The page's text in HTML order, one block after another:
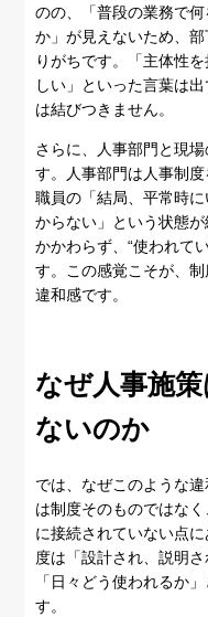
のの、「普段の業務で
か」が見えないため、
りがちです。「主体性
しい」といった言葉は
は結びつきません。
さらに、人事部門と現
す。人事部門は人事制
職員の「結局、平常時
からない」という状態
かかわらず、“使われて
す。この感覚こそが、
違和感です。
なぜ人事施
ないのか
では、なぜこのような
は制度そのものではな
に接続されていない点
度は「設計され、説明
「日々どう使われるか
す。